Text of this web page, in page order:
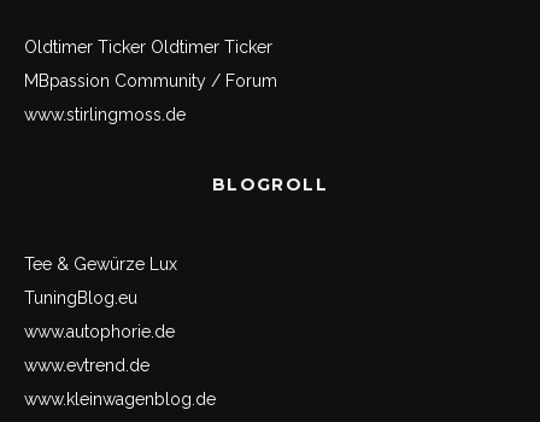
Oldtimer Ticker Oldtimer Ticker
MBpassion Community / Forum
www.stirlingmoss.de
BLOGROLL
Tee & Gewürze Lux
TuningBlog.eu
www.autophorie.de
www.evtrend.de
www.kleinwagenblog.de